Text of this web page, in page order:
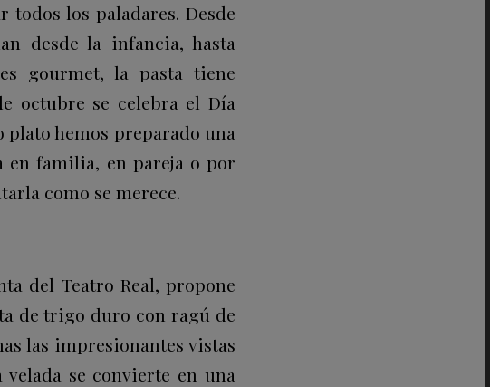
los paladares. Desde
desde la infancia, hasta
gourmet, la pasta tiene
octubre se celebra el Día
hemos preparado una
en familia, en pareja o por
como se merece.
del Teatro Real, propone
de trigo duro con ragú de
las impresionantes vistas
velada se convierte en una